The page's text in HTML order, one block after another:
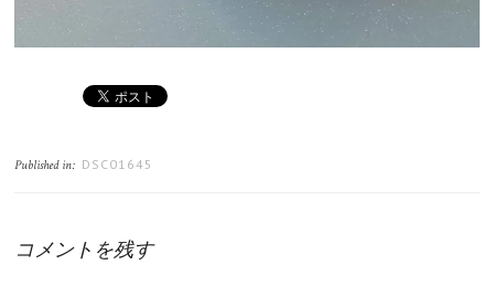
Published in: DSC01645
コメントを残す